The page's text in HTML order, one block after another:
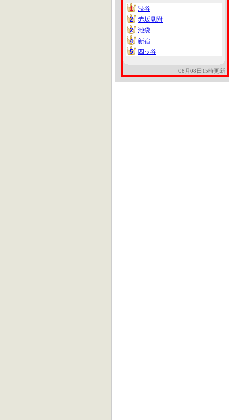
1
1
渋谷
2
2
赤坂見附
2
2
池袋
4
4
新宿
5
5 四ッ谷
08月08日15時更新